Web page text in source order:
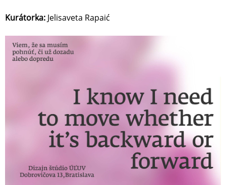
Kurátorka: Jelisaveta Rapaić